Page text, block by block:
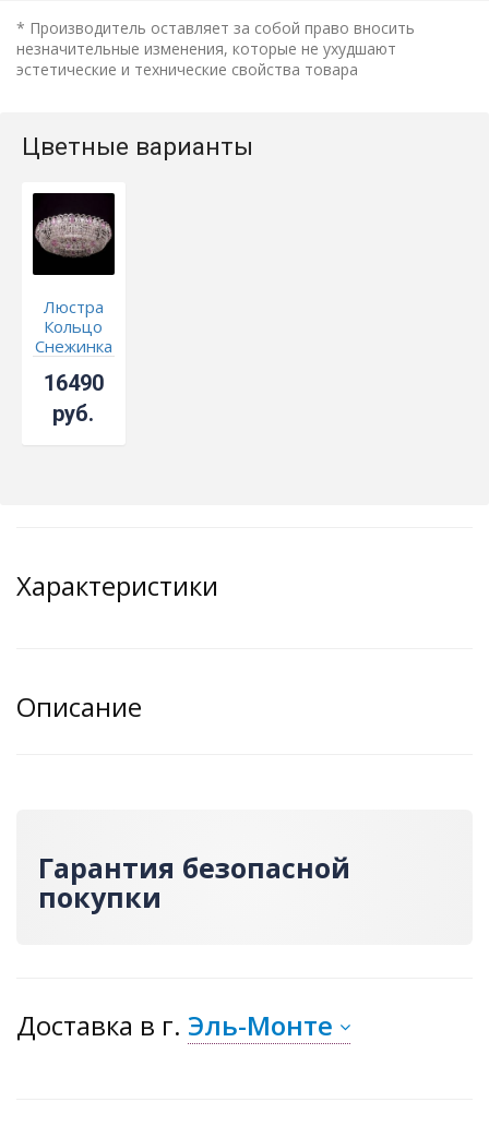
* Производитель оставляет за собой право вносить
незначительные изменения, которые не ухудшают
эстетические и технические свойства товара
Цветные варианты
Люстра
Кольцо
Снежинка
16490
руб.
Характеристики
Описание
Гарантия безопасной
покупки
Доставка в г. Эль-Монте